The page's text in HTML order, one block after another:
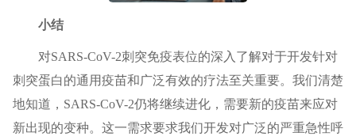
小结
对SARS-CoV-2刺突免疫表位的深入了解对于开发针对
刺突蛋白的通用疫苗和广泛有效的疗法至关重要。我们清楚
地知道，SARS-CoV-2仍将继续进化，需要新的疫苗来应对
新出现的变种。这一需求要求我们开发对广泛的严重急性呼